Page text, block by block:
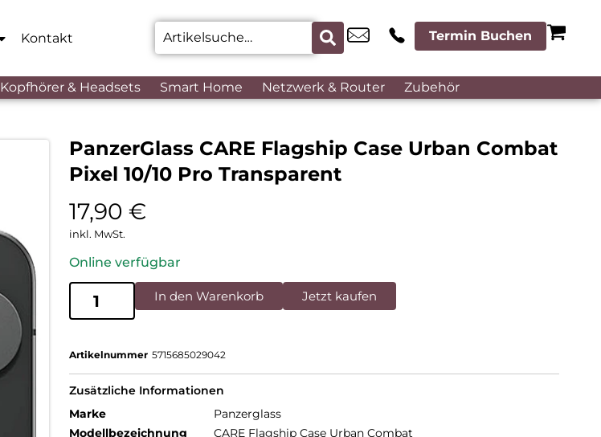
Kontakt Termin Buchen
Kopfhörer & Headsets Smart Home Netzwerk & Router Zubehör
PanzerGlass CARE Flagship Case Urban Combat
Pixel 10/10 Pro Transparent
17,90 €
inkl. MwSt.
Online verfügbar
In den Warenkorb Jetzt kaufen
Artikelnummer 5715685029042
Zusätzliche Informationen
Marke
Panzerglass
Modellbezeichnung
CARE Flagship Case Urban Combat